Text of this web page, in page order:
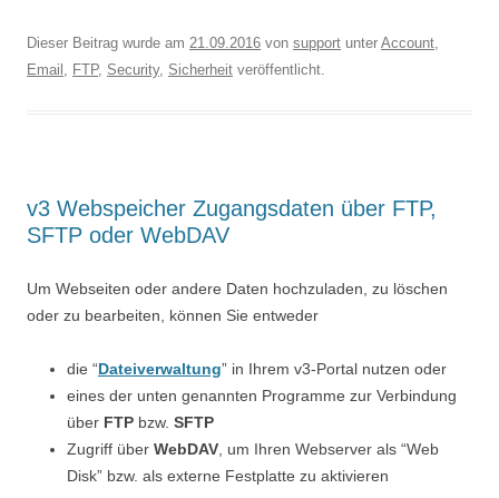
Dieser Beitrag wurde am 21.09.2016 von support unter Account,
Email , FTP, Security, Sicherheit veröffentlicht.
v3 Webspeicher Zugangsdaten über FTP,
SFTP oder WebDAV
Um Webseiten oder andere Daten hochzuladen, zu löschen
oder zu bearbeiten, können Sie entweder
die “Dateiverwaltung” in Ihrem v3-Portal nutzen oder
eines der unten genannten Programme zur Verbindung
über FTP bzw. SFTP
Zugriff über WebDAV , um Ihren Webserver als “Web
Disk” bzw. als externe Festplatte zu aktivieren